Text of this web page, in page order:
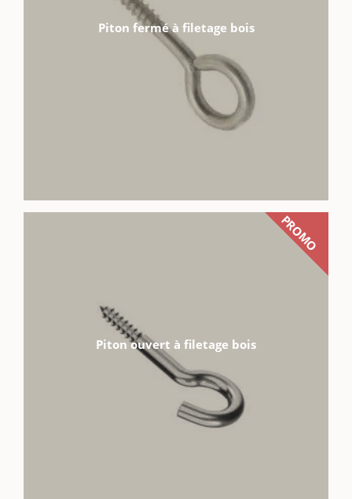
Piton fermé à filetage bois
Piton ouvert à filetage bois
PROMO